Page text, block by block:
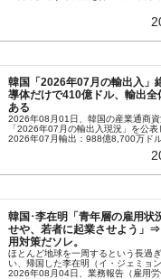
から以下に一部を引きます。2005年
韓国「2026年07月の輸出入」
導体だけで410億ドル、輸出全
ある
2026年08月01日、韓国の産業通商
「2026年07月の輸出入現況」を公表
2026年07月輸出：988億8,700万ド
輸入：685億6,300万ドル（26.5％）
韓国･李在明「青年層の雇用状
せや、若者に起業させよう」
用対策だソレ。
ほとんど地球を一周するという長過
い、帰国した李在明（イ・ジェミョン
2026年08月04日、業務報告（雇用労